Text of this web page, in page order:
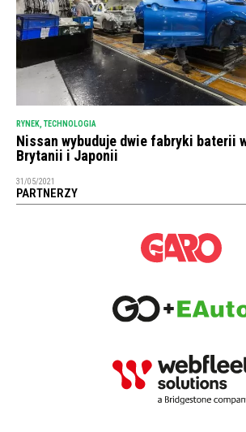
RYNEK, TECHNOLOGIA
Nissan wybuduje dwie fabryki baterii
Brytanii i Japonii
31/05/2021
PARTNERZY